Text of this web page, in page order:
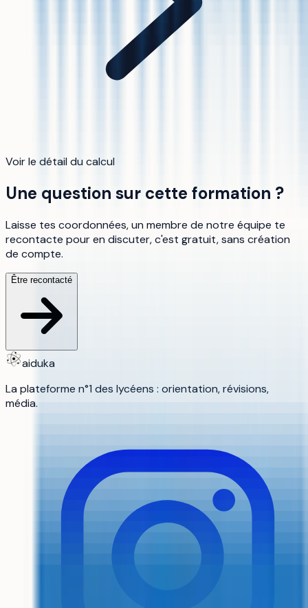
Voir le détail du calcul
Une question sur cette formation ?
Laisse tes coordonnées, un membre de notre équipe te
recontacte pour en discuter, c'est gratuit, sans création
de compte.
Être recontacté
aiduka
La plateforme n°1 des lycéens : orientation, révisions,
média.